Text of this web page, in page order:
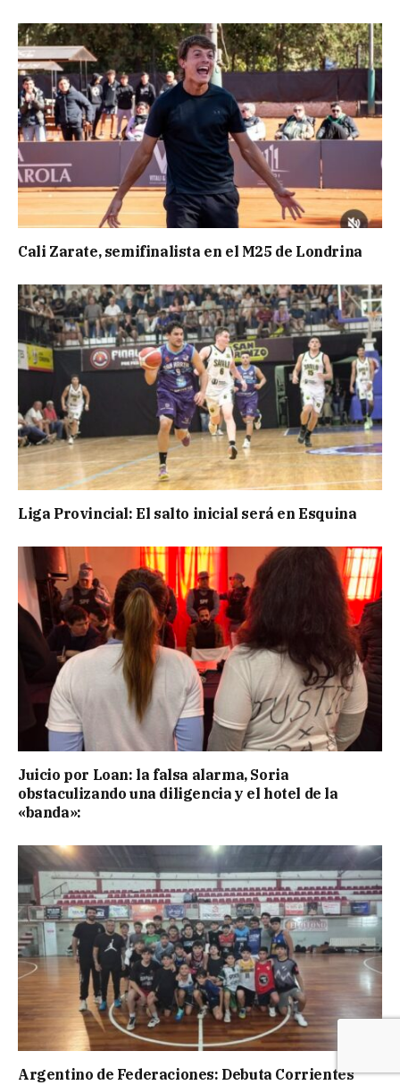
Cali Zarate, semifinalista en el M25 de Londrina
Liga Provincial: El salto inicial será en Esquina
Juicio por Loan: la falsa alarma, Soria
obstaculizando una diligencia y el hotel de la
«banda»:
Argentino de Federaciones: Debuta Corrientes